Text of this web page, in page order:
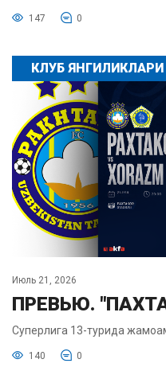
147 0
КЛУБ ЯНГИЛИКЛАРИ
Июль 21, 2026
ПРЕВЬЮ.
Суперлига 13-турида
140 0